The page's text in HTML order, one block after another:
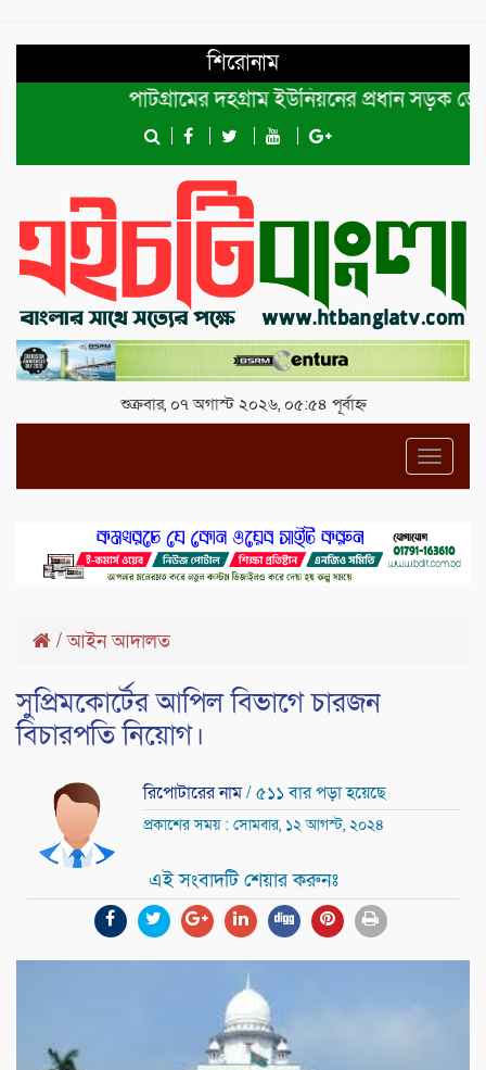
শিরোনাম
পাটগ্রামের দহগ্রাম ইউনিয়নের প্রধান সড়ক ভেঙ্গে
শুক্রবার, ০৭ অগাস্ট ২০২৬, ০৫:৫৪ পূর্বাহ্ন
/আইন আদালত
সুপ্রিমকোর্টের আপিল বিভাগে চারজন
বিচারপতি নিয়োগ।
রিপোটারের নাম/ ৫১১ বার পড়া হয়েছে
প্রকাশের সময় : সোমবার, ১২ আগস্ট, ২০২৪
এই সংবাদটি শেয়ার করুনঃ